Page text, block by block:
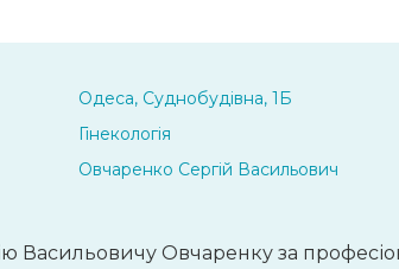
Одеса, Суднобудівна, 1Б
Гінекологія
Овчаренко Сергій Васильович
Васильовичу Овчаренку за